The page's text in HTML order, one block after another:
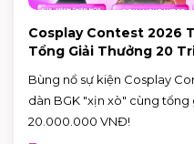
Cosplay Contest 2026
Tổng Giải Thưởng 20
Bùng nổ sự kiện Cosplay
dàn BGK "xịn xò" cùng
20.000.000 VNĐ!